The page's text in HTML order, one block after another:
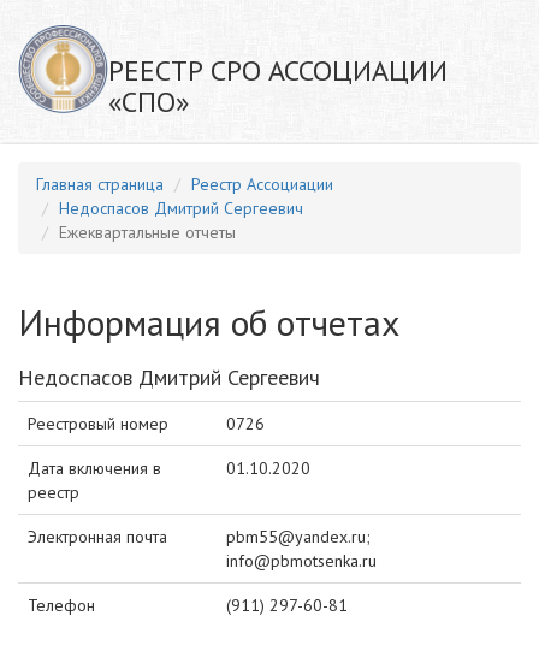
РЕЕСТР СРО АССОЦИАЦИИ
«СПО»
Главная страница
Реестр Ассоциации
Недоспасов Дмитрий Сергеевич
Ежеквартальные отчеты
Информация об отчетах
Недоспасов Дмитрий Сергеевич
Реестровый номер 0726
Дата включения в
реестр
01.10.2020
Электронная почта
pbm55@yandex.ru;
info@pbmotsenka.ru
Телефон (911) 297-60-81